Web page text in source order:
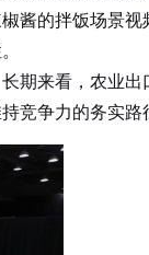
酱的拌饭场景视
期来看，农业出
竞争力的务实路